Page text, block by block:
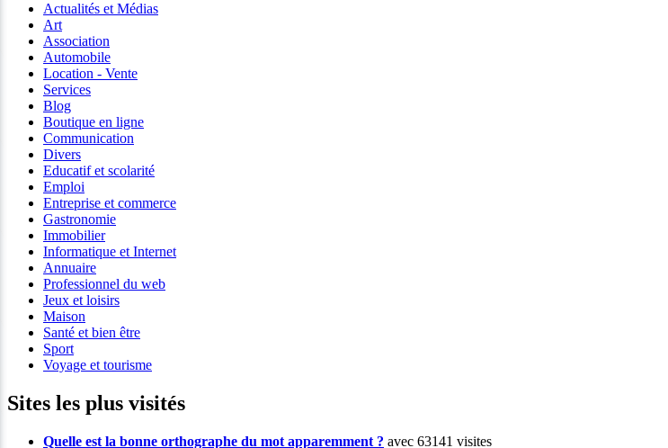
Actualités et Médias
Art
Association
Automobile
Location - Vente
Services
Blog
Boutique en ligne
Communication
Divers
Educatif et scolarité
Emploi
Entreprise et commerce
Gastronomie
Immobilier
Informatique et Internet
Annuaire
Professionnel du web
Jeux et loisirs
Maison
Santé et bien être
Sport
Voyage et tourisme
Sites les plus visités
Quelle est la bonne orthographe du mot apparemment ? avec 63141 visites